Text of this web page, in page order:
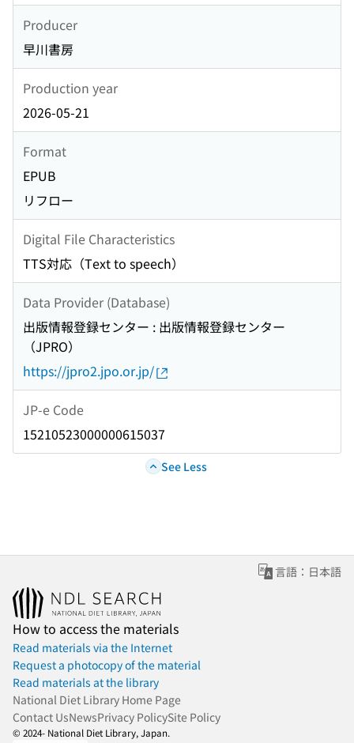
Producer
早川書房
Production year
2026-05-21
Format
EPUB
リフロー
Digital File Characteristics
TTS対応（Text to speech）
Data Provider (Database)
出版情報登録センター : 出版情報登録センター
（JPRO）
https://jpro2.jpo.or.jp/
JP-e Code
15210523000000615037
See Less
言語：日本語
How to access the materials
Read materials via the Internet
Request a photocopy of the material
Read materials at the library
National Diet Library Home Page
Contact UsNewsPrivacy PolicySite Policy
© 2024- National Diet Library, Japan.